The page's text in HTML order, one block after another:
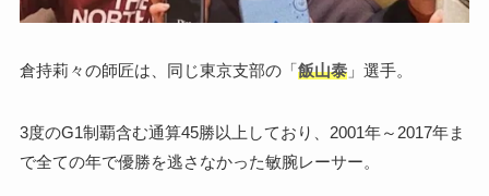
倉持莉々の師匠は、同じ東京支部の「飯山泰」選手。
3度のG1制覇含む通算45勝以上しており、2001年～2017年ま
で全ての年で優勝を逃さなかった敏腕レーサー。